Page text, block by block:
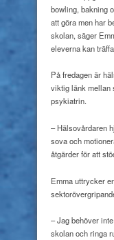
bowling, bakning
att göra men har
skolan, säger
eleverna kan
På fredagen är
viktig länk mellan
psykiatrin.
– Hälsovårdaren
sova och
åtgärder för att
Emma uttrycker
– Jag behöver
skolan och ringa